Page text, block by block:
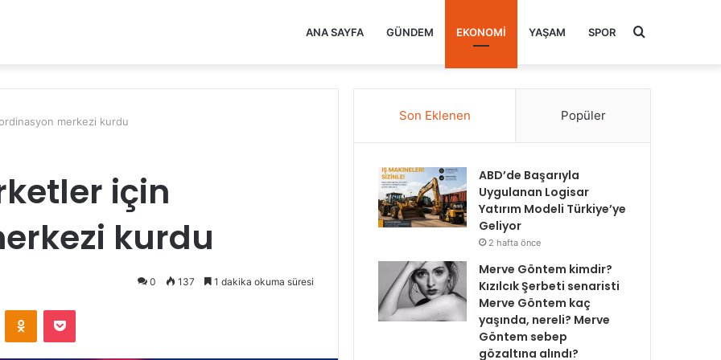
ANA SAYFA GÜNDEM EKONOMI YAŞAM SPOR Arama
merkezi kurdu
için
kurdu
0 137 1 dakika okuma süresi
Odnoklassniki
Pocket
Son Eklenen Popüler
ABD’de Başarıyla
Uygulanan Logisar
Yatırım Modeli Türkiye’ye
Geliyor
2 hafta önce
Merve Göntem kimdir?
Kızılcık Şerbeti senaristi
Merve Göntem kaç
yaşında, nereli? Merve
Göntem sebep
gözaltına alındı?